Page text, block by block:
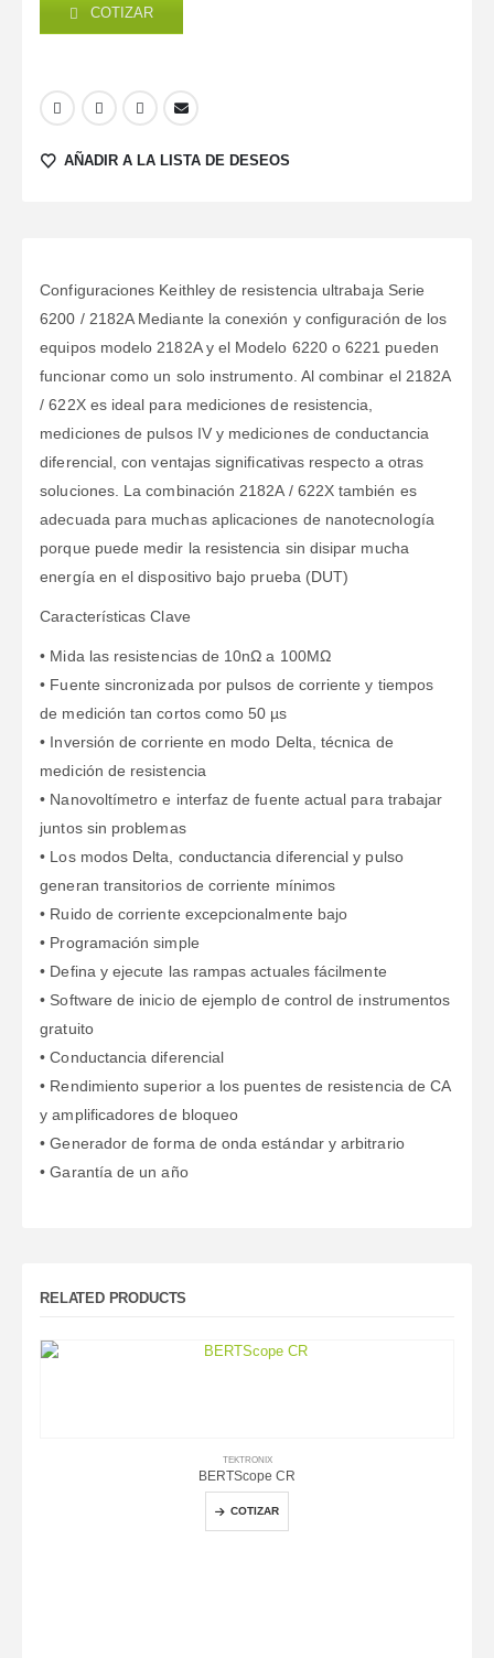
COTIZAR
AÑADIR A LA LISTA DE DESEOS
Configuraciones Keithley de resistencia ultrabaja Serie
6200 / 2182A Mediante la conexión y configuración de los
equipos modelo 2182A y el Modelo 6220 o 6221 pueden
funcionar como un solo instrumento. Al combinar el 2182A
/ 622X es ideal para mediciones de resistencia,
mediciones de pulsos IV y mediciones de conductancia
diferencial, con ventajas significativas respecto a otras
soluciones. La combinación 2182A / 622X también es
adecuada para muchas aplicaciones de nanotecnología
porque puede medir la resistencia sin disipar mucha
energía en el dispositivo bajo prueba (DUT)
Características Clave
• Mida las resistencias de 10nΩ a 100MΩ
• Fuente sincronizada por pulsos de corriente y tiempos
de medición tan cortos como 50 µs
• Inversión de corriente en modo Delta, técnica de
medición de resistencia
• Nanovoltímetro e interfaz de fuente actual para trabajar
juntos sin problemas
• Los modos Delta, conductancia diferencial y pulso
generan transitorios de corriente mínimos
• Ruido de corriente excepcionalmente bajo
• Programación simple
• Defina y ejecute las rampas actuales fácilmente
• Software de inicio de ejemplo de control de instrumentos
gratuito
• Conductancia diferencial
• Rendimiento superior a los puentes de resistencia de CA
y amplificadores de bloqueo
• Generador de forma de onda estándar y arbitrario
• Garantía de un año
RELATED PRODUCTS
TEKTRONIX
BERTScope CR
COTIZAR